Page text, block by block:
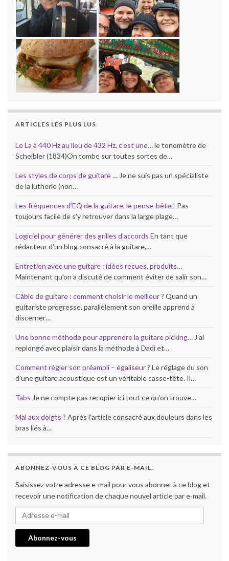
ARTICLES LES PLUS LUS
Le La à 440 Hz au lieu de 432 Hz, c’est une…le tonomètre de
Scheibler (1834)On tombe sur toutes sortes de…
Les styles de corps de guitare … Je ne suis pas un spécialiste
de la lutherie (non…
Les fréquences d’EQ de la guitare, le pense-bête ! Pas
toujours facile de s'y retrouver dans la large plage…
Logiciel pour générer des grilles d’accords En tant que
rédacteur d'un blog consacré à la guitare,…
Entretien avec une guitare : idées recues, produits…
Maintenant qu'on a discuté de comment éviter de salir son…
Câble de guitare : comment choisir le meilleur ? Quand un
guitariste progresse, parallèlement son oreille apprend à
discerner…
Une bonne méthode pour apprendre la guitare picking… J'ai
replongé avec plaisir dans la méthode à Dadi et…
Comment régler son préampli – égaliseur ? Le réglage du son
d'une guitare acoustique est un véritable casse-tête. Il…
Tabs Je ne compte pas recopier ici tout ce qu'on trouve…
Mal aux doigts ? Après l'article consacré aux douleurs dans les
bras liés à…
ABONNEZ-VOUS À CE BLOG PAR E-MAIL.
Saisissez votre adresse e-mail pour vous abonner à ce blog et
recevoir une notification de chaque nouvel article par e-mail.
Adresse e-mail
Abonnez-vous